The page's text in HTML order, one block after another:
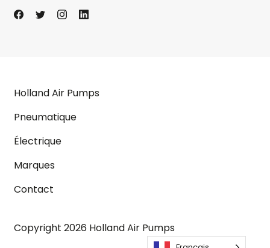
Copyright 2026 Holland Air Pumps
Holland Air Pumps
Pneumatique
Électrique
Marques
Contact